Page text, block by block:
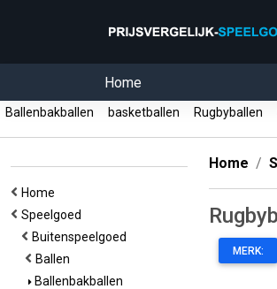
Home
Ballenbakballen basketballen Rugbyballen
Home
Speelgoed
Buitenspeelgoed
Ballen
Ballenbakballen
Home
MERK: